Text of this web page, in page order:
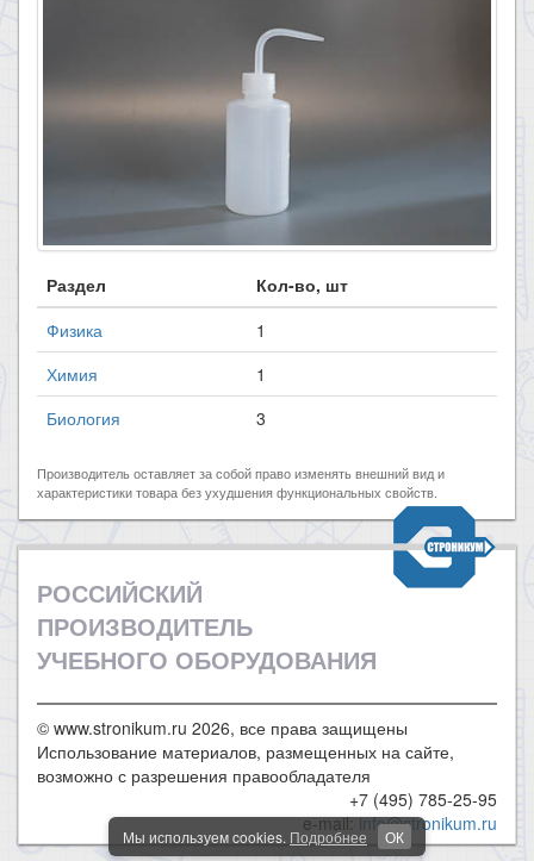
Раздел
Кол-во, шт
Физика
1
Химия
1
Биология
3
Производитель оставляет за собой право изменять внешний вид и
характеристики товара без ухудшения функциональных свойств.
РОССИЙСКИЙ
ПРОИЗВОДИТЕЛЬ
УЧЕБНОГО ОБОРУДОВАНИЯ
© www.stronikum.ru 2026, все права защищены
Использование материалов, размещенных на сайте,
возможно с разрешения правообладателя
+7 (495) 785-25-95
e-mail:info@stronikum.ru
Мы используем cookies. Подробнее ОК